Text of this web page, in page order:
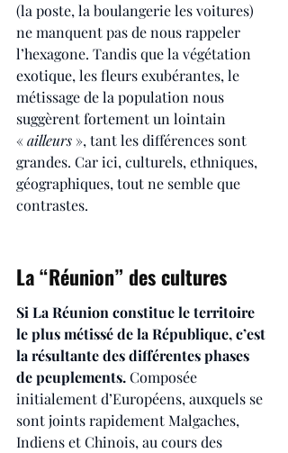
(la poste, la boulangerie les voitures)
ne manquent pas de nous rappeler
l’hexagone. Tandis que la végétation
exotique, les fleurs exubérantes, le
métissage de la population nous
suggèrent fortement un lointain
« ailleurs », tant les différences sont
grandes. Car ici, culturels, ethniques,
géographiques, tout ne semble que
contrastes.
La “Réunion” des cultures
Si La Réunion constitue le territoire
le plus métissé de la République, c’est
la résultante des différentes phases
de peuplements. Composée
initialement d’Européens, auxquels se
sont joints rapidement Malgaches,
Indiens et Chinois, au cours des